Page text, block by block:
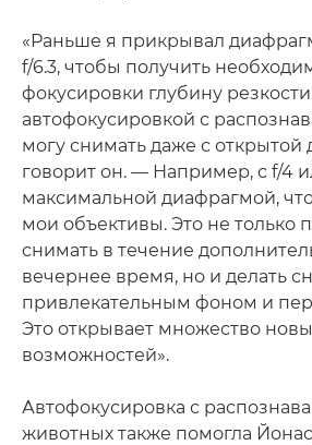
«Раньше я прикрывал
f/6.3, чтобы получить
фокусировки глубину
автофокусировкой с
могу снимать даже с
говорит он. — Например, с f/4
максимальной диафрагмой,
мои объективы. Это не только
снимать в течение
вечернее время, но и делать
привлекательным фоном и
Это открывает множество
возможностей».
Автофокусировка с
животных также помогла